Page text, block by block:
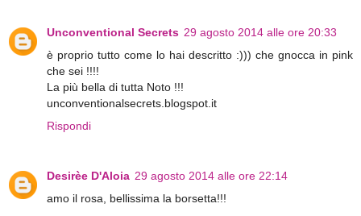
Unconventional Secrets 29 agosto 2014 alle ore 20:33
è proprio tutto come lo hai descritto :))) che gnocca in pink
che sei !!!!
La più bella di tutta Noto !!!
unconventionalsecrets.blogspot.it
Rispondi
Desirèe D'Aloia 29 agosto 2014 alle ore 22:14
amo il rosa, bellissima la borsetta!!!